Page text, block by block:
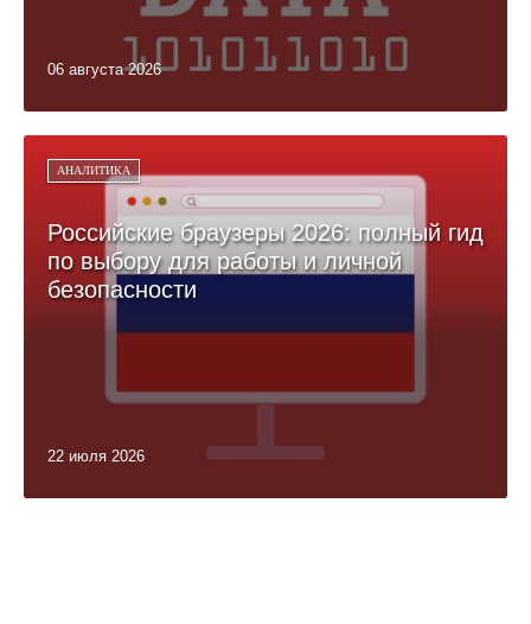
06 августа 2026
АНАЛИТИКА
Российские браузеры 2026: полный гид
по выбору для работы и личной
безопасности
22 июля 2026